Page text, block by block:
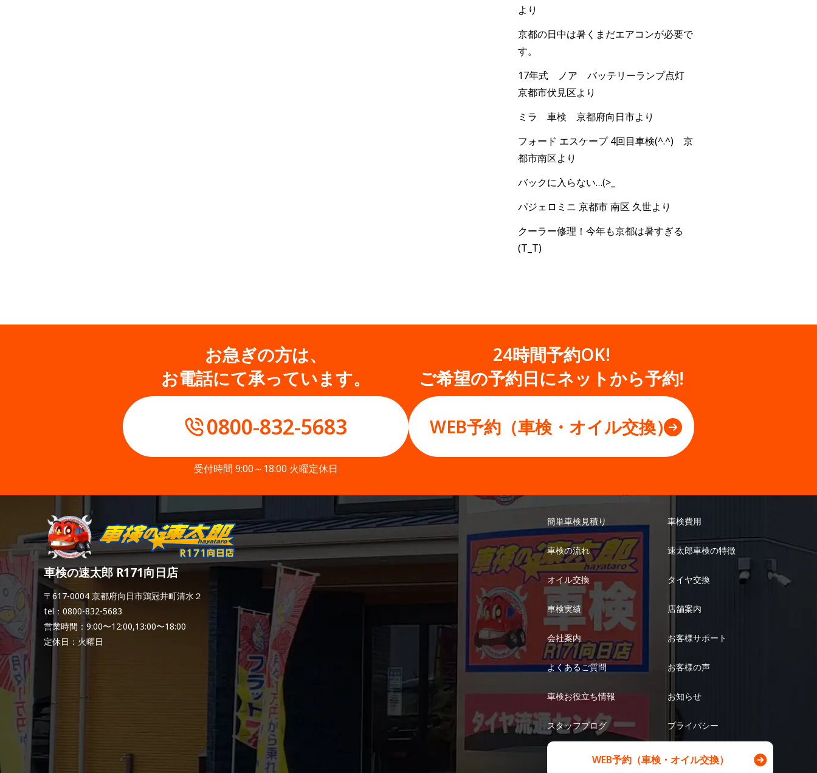
より
京都の日中は暑くまだエアコンが必要で
す。
17年式 ノア バッテリーランプ点灯
京都市伏見区より
ミラ 車検 京都府向日市より
フォード エスケープ 4回目車検(^.^) 京
都市南区より
バックに入らない…(>_
パジェロミニ 京都市 南区 久世より
クーラー修理！今年も京都は暑すぎる
(T_T)
お急ぎの方は、
お電話にて承っています。
0800-832-5683
受付時間 9:00～18:00 火曜定休日
24時間予約OK!
ご希望の予約日にネットから予約!
WEB予約（車検・オイル交換）
車検の速太郎 R171向日店
〒617-0004 京都府向日市鶏冠井町清水２
tel：0800-832-5683
営業時間：9:00〜12:00,13:00〜18:00
定休日：火曜日
簡単車検見積り 車検費用
車検の流れ 速太郎車検の特徴
オイル交換 タイヤ交換
車検実績 店舗案内
会社案内 お客様サポート
よくあるご質問 お客様の声
車検お役立ち情報 お知らせ
スタッフブログ プライバシー
WEB予約（車検・オイル交換）